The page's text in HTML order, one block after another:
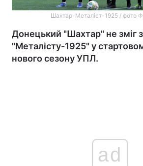
Шахтар-Металіст-1925 / фото
Донецький "Шахтар" не зміг
"Металісту-1925" у
нового сезону УПЛ.
ad